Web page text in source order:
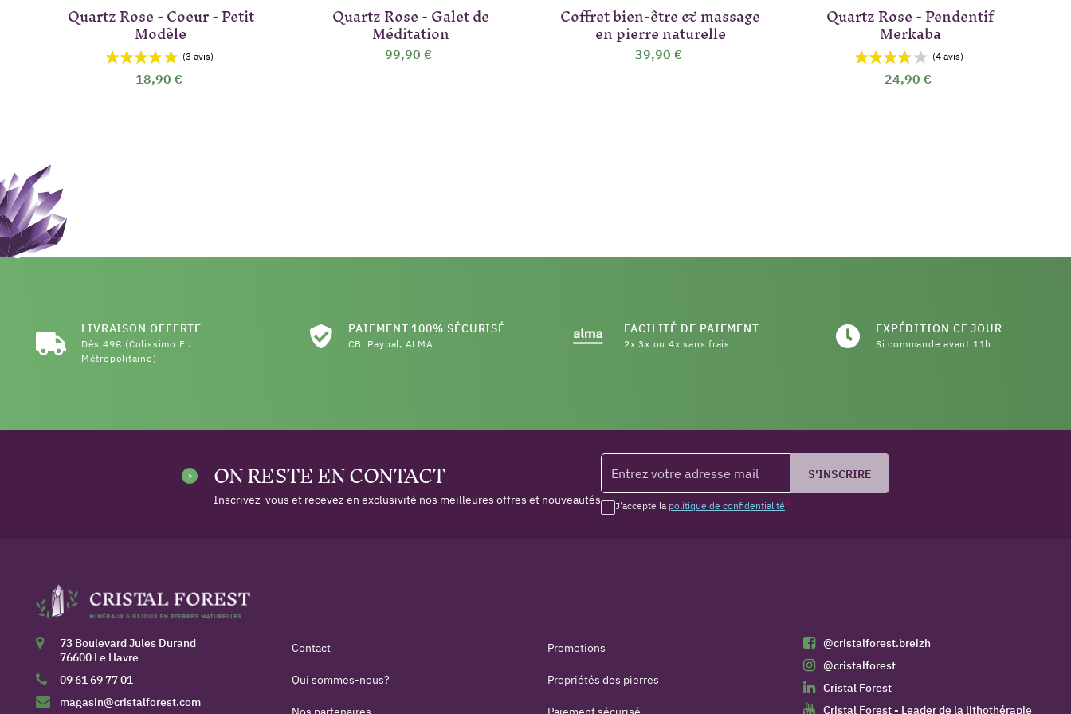
Quartz Rose - Coeur - Petit
Modèle
18,90 €
Quartz Rose - Galet de
Méditation
99,90 €
Coffret bien-être & massage
en pierre naturelle
39,90 €
Quartz Rose - Pendentif
Merkaba
24,90 €
LIVRAISON OFFERTE
Dès 49€ (Colissimo Fr.
Métropolitaine)
PAIEMENT 100% SÉCURISÉ
CB, Paypal, ALMA
FACILITÉ DE PAIEMENT
2x 3x ou 4x sans frais
EXPÉDITION CE JOUR
Si commande avant 11h
ON RESTE EN CONTACT
Inscrivez-vous et recevez en exclusivité nos meilleures offres et nouveautés J'accepte la politique de confidentialité *
S'INSCRIRE
73 Boulevard Jules Durand
76600 Le Havre
09 61 69 77 01
magasin@cristalforest.com
Contact
Qui sommes-nous?
Promotions
Propriétés des pierres
@cristalforest.breizh
@cristalforest
Cristal Forest
Cristal Forest - Leader de la lithothérapie